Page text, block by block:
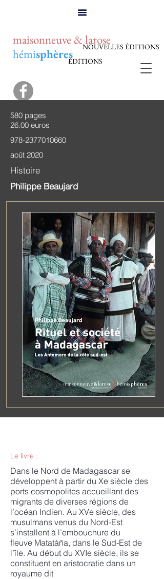
hémisphèresÉDITIONS
maisonneuve & laroseNOUVELLES ÉDITIONS
580 pages
26.00 euros
978-2377010660
août 2020
Histoire
Philippe Beaujard
Le livre :
Dans le Nord de Madagascar se
développent à partir du Xe siècle des
ports cosmopolites accueillant des
migrants de diverses régions de
l’océan Indien. Au XVe siècle, des
musulmans venus du Nord-Est
s’installent à l’embouchure du
fleuve Matatàña, dans le Sud-Est de
l’île. Au début du XVIe siècle, ils se
constituent en aristocratie dans un
royaume dit